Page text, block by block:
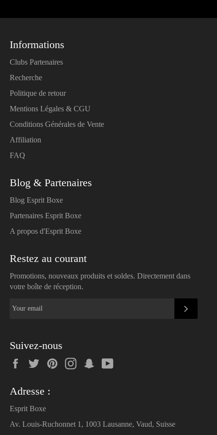
Informations
Clubs Partenaires
Recherche
Politique de retour
Mentions Légales & CGU
Conditions Générales de Vente
Affiliation
FAQ
Blog & Partenaires
Blog Esprit Boxe
Partenaires Esprit Boxe
A propos d'Esprit Boxe
Restez au courant
Promotions, nouveaux produits et soldes. Directement dans
votre boîte de réception.
Suivez-nous
FacebookTwitterPinterestInstagramSnapchat
Adresse :
Esprit Boxe
Av. Louis-Ruchonnet 1, 1003 Lausanne, Vaud, Suisse